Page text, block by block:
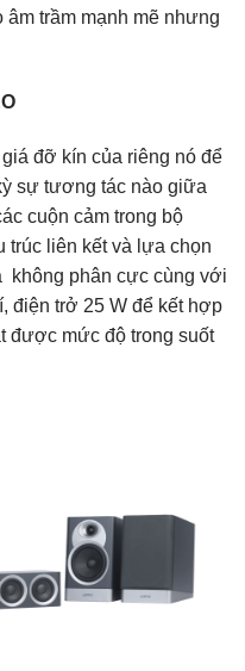
trầm mạnh mẽ nhưng
đỡ kín của riêng nó để
sự tương tác nào giữa
cuộn cảm trong bộ
trúc liên kết và lựa chọn
không phân cực cùng với
điện trở 25 W để kết hợp
được mức độ trong suốt